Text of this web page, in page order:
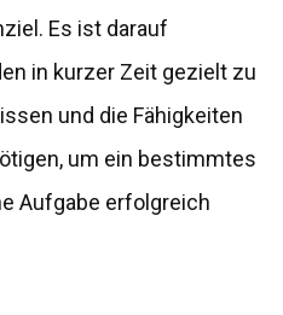
Es ist darauf
in kurzer Zeit gezielt zu
und die Fähigkeiten
um ein bestimmtes
Aufgabe erfolgreich